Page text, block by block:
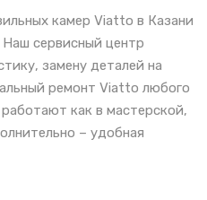
камер Viatto в Казани
сервисный центр
замену деталей на
ремонт Viatto любого
как в мастерской,
– удобная